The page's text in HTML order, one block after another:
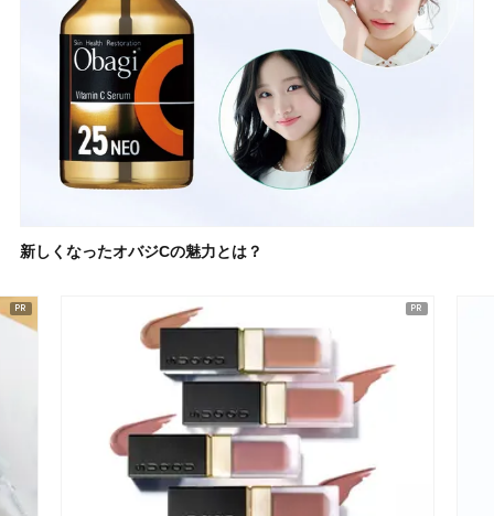
新しくなったオバジCの魅力とは？